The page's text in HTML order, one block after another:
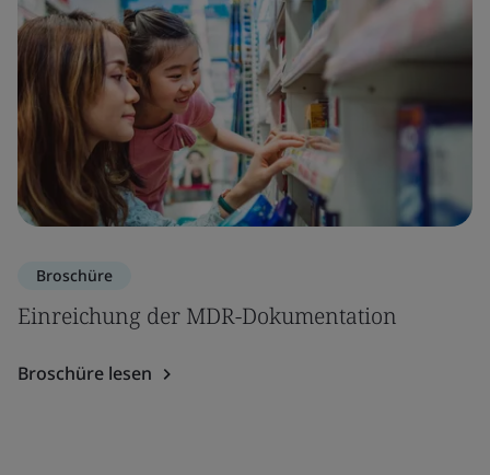
Broschüre
Einreichung der MDR-Dokumentation
Broschüre lesen